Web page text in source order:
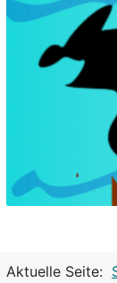
Aktuelle Seite: